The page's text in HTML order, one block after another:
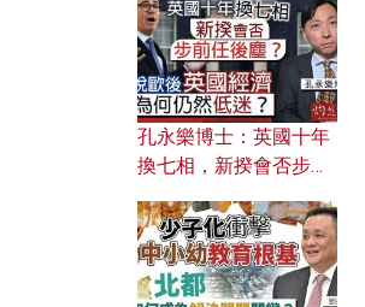
對付北約美國？
孔永樂博士：英國十年
換七相，新揆會否步前
濟為何仍然低迷？